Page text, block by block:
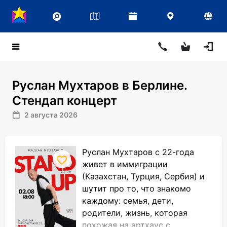
Руслан Мухтаров в Берлине.
Стендап концерт
2 августа 2026
Руслан Мухтаров с 22-года
живет в иммиграции
(Казахстан, Турция, Сербия) и
шутит про то, что знакомо
каждому: семья, дети,
родители, жизнь, которая
похожая на артхаус с